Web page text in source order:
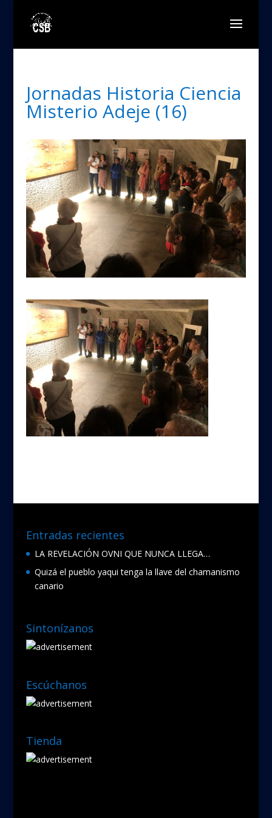
Jornadas Historia Ciencia
Misterio Adeje (16)
Entradas recientes
LA REVELACIÓN OVNI QUE NUNCA LLEGA…
Quizá el pueblo yaqui tenga la llave del chamanismo
canario
Sintonízanos
Escúchanos
Tienda